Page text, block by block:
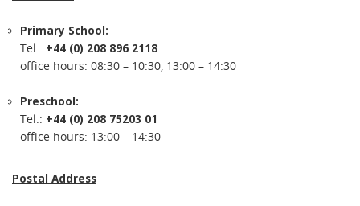
Primary School:
Tel.: +44 (0) 208 896 2118
office hours: 08:30 – 10:30, 13:00 – 14:30
Preschool:
Tel.: +44 (0) 208 75203 01
office hours: 13:00 – 14:30
Postal Address